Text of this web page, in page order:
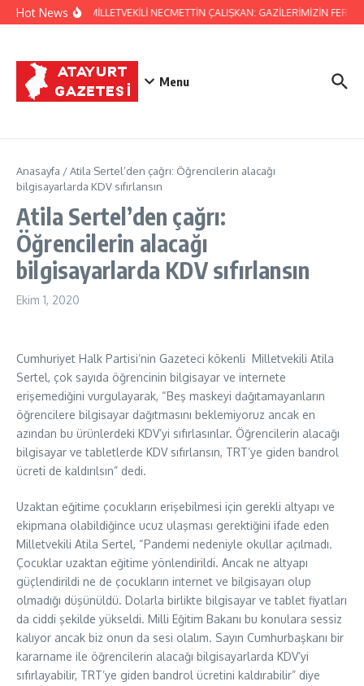
İçeriğe atla
Hot NewsHATAY MİLLETVEKİLİ NECMETTİN ÇALIŞKAN: GAZİLERİMİZİN
Menu
Anasayfa /Atila Sertel’den çağrı: Öğrencilerin alacağı
bilgisayarlarda KDV sıfırlansın
Atila Sertel’den çağrı:
Öğrencilerin alacağı
bilgisayarlarda KDV sıfırlansın
Ekim 1, 2020
Cumhuriyet Halk Partisi’nin Gazeteci kökenli Milletvekili Atila
Sertel, çok sayıda öğrencinin bilgisayar ve internete
erişemediğini vurgulayarak, “Beş maskeyi dağıtamayanların
öğrencilere bilgisayar dağıtmasını beklemiyoruz ancak en
azından bu ürünlerdeki KDV’yi sıfırlasınlar. Öğrencilerin alacağı
bilgisayar ve tabletlerde KDV sıfırlansın, TRT’ye giden bandrol
ücreti de kaldırılsın” dedi.
Uzaktan eğitime çocukların erişebilmesi için gerekli altyapı ve
ekipmana olabildiğince ucuz ulaşması gerektiğini ifade eden
Milletvekili Atila Sertel, “Pandemi nedeniyle okullar açılmadı.
Çocuklar uzaktan eğitime yönlendirildi. Ancak ne altyapı
güçlendirildi ne de çocukların internet ve bilgisayarı olup
olmadığı düşünüldü. Dolarla birlikte bilgisayar ve tablet fiyatları
da ciddi şekilde yükseldi. Milli Eğitim Bakanı bu konulara sessiz
kalıyor ancak biz onun da sesi olalım. Sayın Cumhurbaşkanı bir
kararname ile öğrencilerin alacağı bilgisayarlarda KDV’yi
sıfırlayabilir, TRT’ye giden bandrol ücretini kaldırabilir” diye